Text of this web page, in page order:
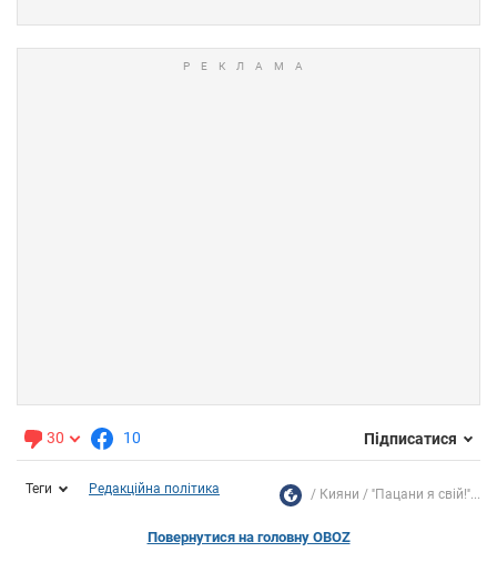
30 10 Підписатися
Теги Редакційна політика Кияни ''Пацани я свій!''...
Повернутися на головну OBOZ